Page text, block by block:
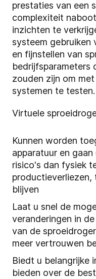
prestaties van een
complexiteit
inzichten te
systeem gebruiken
en fijnstellen van
bedrijfsparameters
zouden zijn om
systemen te testen.
Virtuele
Kunnen worden
apparatuur en
risico's dan fysiek
productieverliezen,
blijven
Laat u snel de
veranderingen in
van de
meer vertrouwen
Biedt u belangrijke
bieden over de